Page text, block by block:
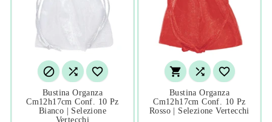
  
Bustina Organza
Cm12h17cm Conf. 10 Pz
Bianco | Selezione
Vertecchi
  
Bustina Organza
Cm12h17cm Conf. 10 Pz
Rosso | Selezione Vertecchi